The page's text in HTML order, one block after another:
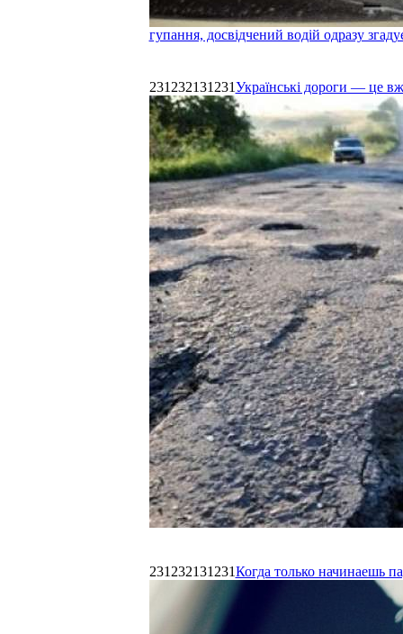
гупання, досвідчений водій одразу
231232131231Українські дороги — це
231232131231Когда только начинаешь